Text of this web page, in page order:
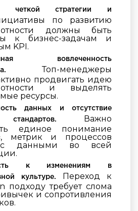
четкой стратегии и
по развитию
должны быть
к бизнес-задачам и
KPI.
вовлеченность
Топ-менеджеры
продвигать идею
и выделять
ресурсы.
данных и отсутствие
Важно
единое понимание
метрик и процессов
с данными во всей
к изменениям в
культуре.
Переход к
подходу требует слома
и сопротивления